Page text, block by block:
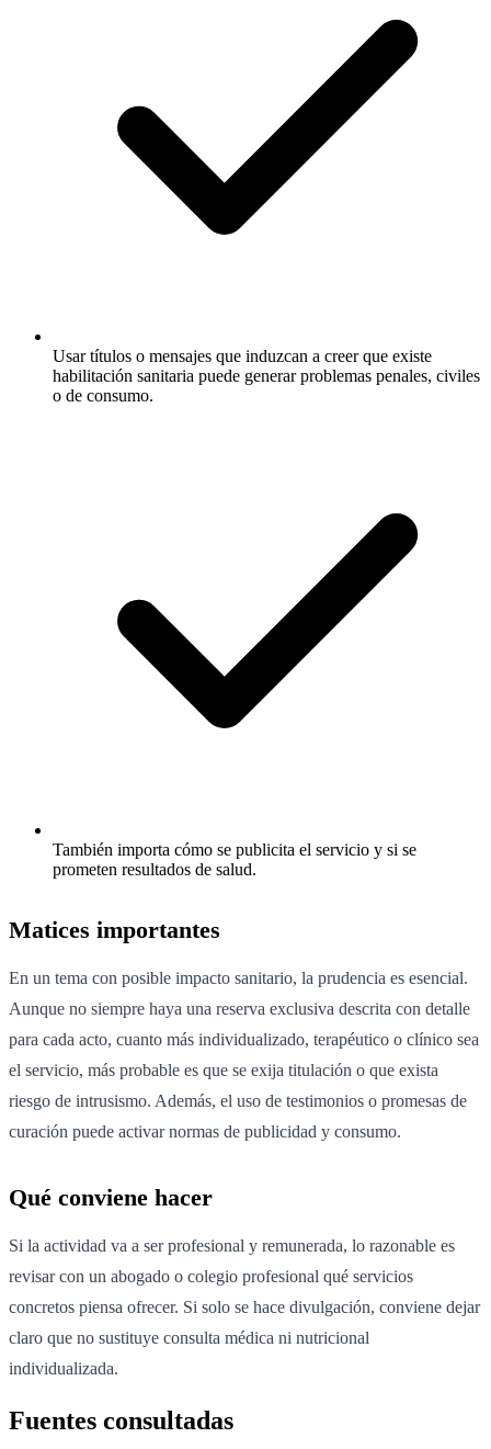
Usar títulos o mensajes que induzcan a creer que existe
habilitación sanitaria puede generar problemas penales, civiles
o de consumo.
También importa cómo se publicita el servicio y si se
prometen resultados de salud.
Matices importantes
En un tema con posible impacto sanitario, la prudencia es esencial.
Aunque no siempre haya una reserva exclusiva descrita con detalle
para cada acto, cuanto más individualizado, terapéutico o clínico sea
el servicio, más probable es que se exija titulación o que exista
riesgo de intrusismo. Además, el uso de testimonios o promesas de
curación puede activar normas de publicidad y consumo.
Qué conviene hacer
Si la actividad va a ser profesional y remunerada, lo razonable es
revisar con un abogado o colegio profesional qué servicios
concretos piensa ofrecer. Si solo se hace divulgación, conviene dejar
claro que no sustituye consulta médica ni nutricional
individualizada.
Fuentes consultadas